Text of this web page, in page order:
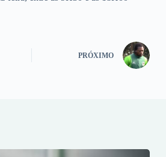
PRÓXIMO